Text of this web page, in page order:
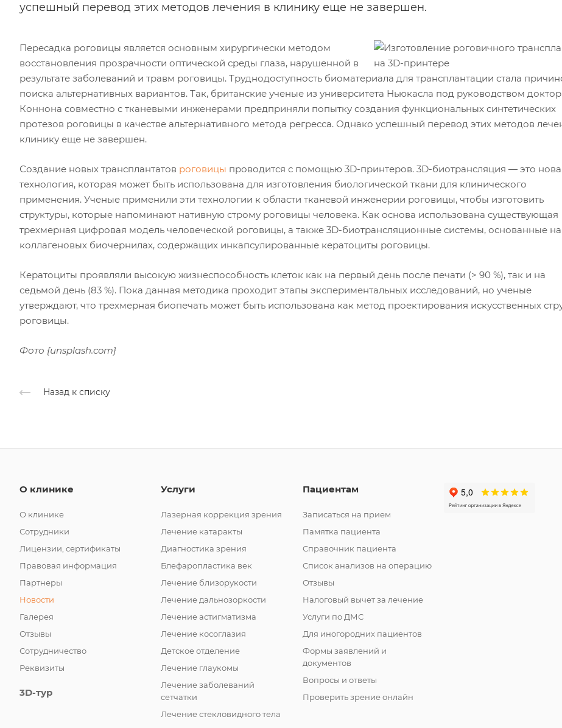
успешный перевод этих методов лечения в клинику еще не завершен.
Пересадка роговицы является основным хирургически методом
восстановления прозрачности оптической среды глаза, нарушенной в
результате заболеваний и травм роговицы. Труднодоступность биоматериала для трансплантации стала
поиска альтернативных вариантов. Так, британские ученые из университета Ньюкасла под руководством
Коннона совместно с тканевыми инженерами предприняли попытку создания функциональных синтетических
протезов роговицы в качестве альтернативного метода регресса. Однако успешный перевод этих методов
клинику еще не завершен.
Создание новых трансплантатов роговицы проводится с помощью 3D-принтеров. 3D-биотрансляция — это
технология, которая может быть использована для изготовления биологической ткани для клинического
применения. Ученые применили эти технологии к области тканевой инженерии роговицы, чтобы изготовить
структуры, которые напоминают нативную строму роговицы человека. Как основа использована существующая
трехмерная цифровая модель человеческой роговицы, а также 3D-биотрансляционные системы, основанные на
коллагеновых биочернилах, содержащих инкапсулированные кератоциты роговицы.
Кератоциты проявляли высокую жизнеспособность клеток как на первый день после печати (> 90 %), так и на
седьмой день (83 %). Пока данная методика проходит этапы экспериментальных исследований, но ученые
утверждают, что трехмерная биопечать может быть использована как метод проектирования искусственных
роговицы.
Фото {unsplash.com}
Назад к списку
О клинике
О клинике
Сотрудники
Лицензии, сертификаты
Правовая информация
Партнеры
Новости
Галерея
Отзывы
Сотрудничество
Реквизиты
3D-тур
Услуги
Лазерная коррекция зрения
Лечение катаракты
Диагностика зрения
Блефаропластика век
Лечение близорукости
Лечение дальнозоркости
Лечение астигматизма
Лечение косоглазия
Детское отделение
Лечение глаукомы
Лечение заболеваний
сетчатки
Лечение стекловидного тела
Пациентам
Записаться на прием
Памятка пациента
Справочник пациента
Список анализов на операцию
Отзывы
Налоговый вычет за лечение
Услуги по ДМС
Для иногородних пациентов
Формы заявлений и
документов
Вопросы и ответы
Проверить зрение онлайн